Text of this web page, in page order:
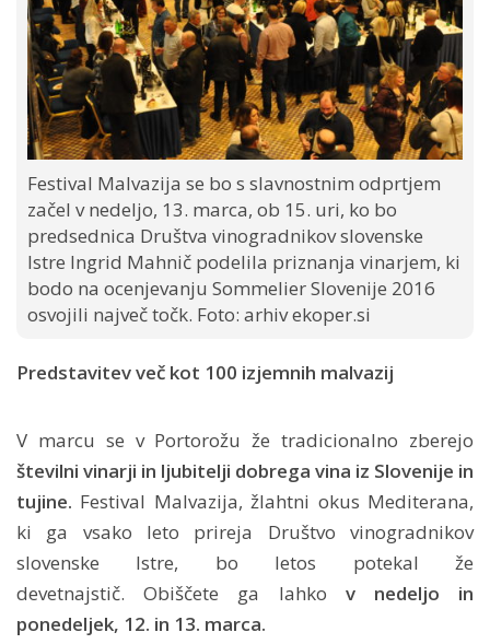
Festival Malvazija se bo s slavnostnim odprtjem
začel v nedeljo, 13. marca, ob 15. uri, ko bo
predsednica Društva vinogradnikov slovenske
Istre Ingrid Mahnič podelila priznanja vinarjem, ki
bodo na ocenjevanju Sommelier Slovenije 2016
osvojili največ točk. Foto: arhiv ekoper.si
Predstavitev več kot 100 izjemnih malvazij
V marcu se v Portorožu že tradicionalno zberejo
številni vinarji in ljubitelji dobrega vina iz Slovenije in
tujine. Festival Malvazija, žlahtni okus Mediterana,
ki ga vsako leto prireja Društvo vinogradnikov
slovenske Istre, bo letos potekal že
devetnajstič. Obiščete ga lahko v nedeljo in
ponedeljek, 12. in 13. marca.